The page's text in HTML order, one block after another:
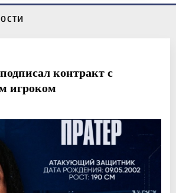
контракт с
игроком